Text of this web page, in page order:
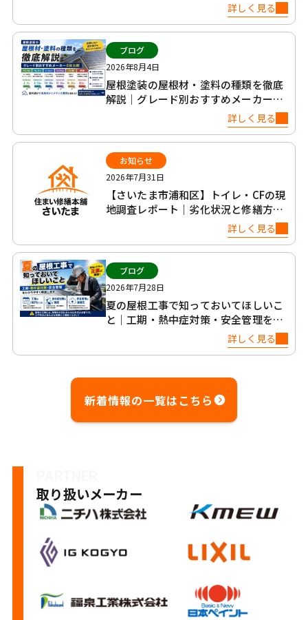
詳しく見る
ブログ
2026年8月4日
屋根塗装の屋根材・塗料の種類を徹底
解説｜グレード別おすすめメーカー6
詳しく見る
お知らせ
2026年7月31日
【さいたま市浦和区】トイレ・CFの現
地調査レポート｜劣化状況と修繕方法
詳しく見る
ブログ
2026年7月28日
夏の屋根工事で知っておいてほしいこ
と｜工期・熱中症対策・安全管理を正
詳しく見る
新着情報の一覧はこちら
取り扱いメーカー